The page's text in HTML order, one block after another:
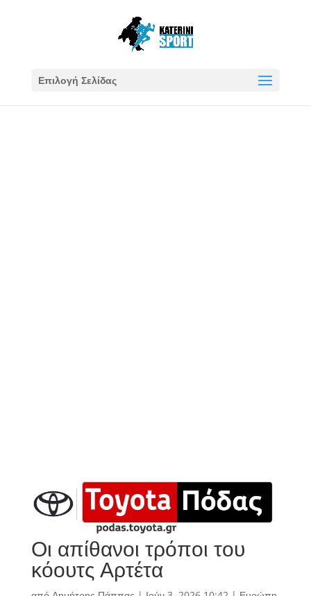
Επιλογή Σελίδας
Οι απίθανοι τρόποι του
κόουτς Αρτέτα